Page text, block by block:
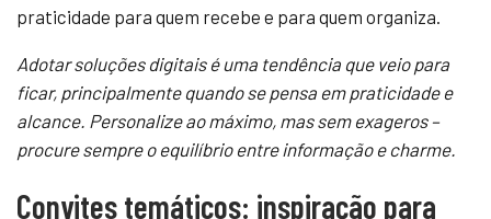
praticidade para quem recebe e para quem organiza.
Adotar soluções digitais é uma tendência que veio para
ficar, principalmente quando se pensa em praticidade e
alcance. Personalize ao máximo, mas sem exageros –
procure sempre o equilíbrio entre informação e charme.
Convites temáticos: inspiração para